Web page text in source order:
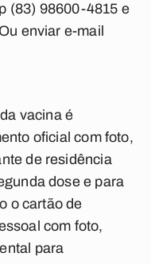
(83) 98600-4815 e
enviar e-mail
vacina é
oficial com foto,
de residência
dose e para
o cartão de
com foto,
para